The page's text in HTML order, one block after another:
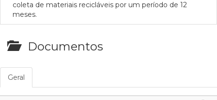
coleta de materiais recicláveis por um período de 12
meses.
Documentos
Geral